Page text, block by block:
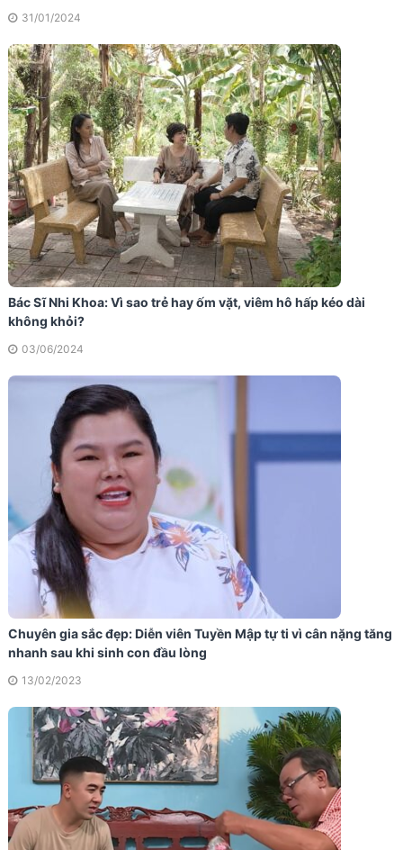
31/01/2024
Bác Sĩ Nhi Khoa: Vì sao trẻ hay ốm vặt, viêm hô hấp kéo dài
không khỏi?
03/06/2024
Chuyên gia sắc đẹp: Diễn viên Tuyền Mập tự ti vì cân nặng tăng
nhanh sau khi sinh con đầu lòng
13/02/2023